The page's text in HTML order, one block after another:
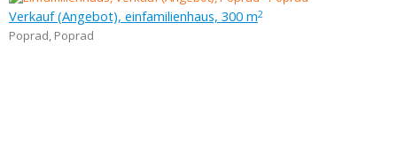
Verkauf (Angebot), einfamilienhaus, 300 m2
Poprad, Poprad